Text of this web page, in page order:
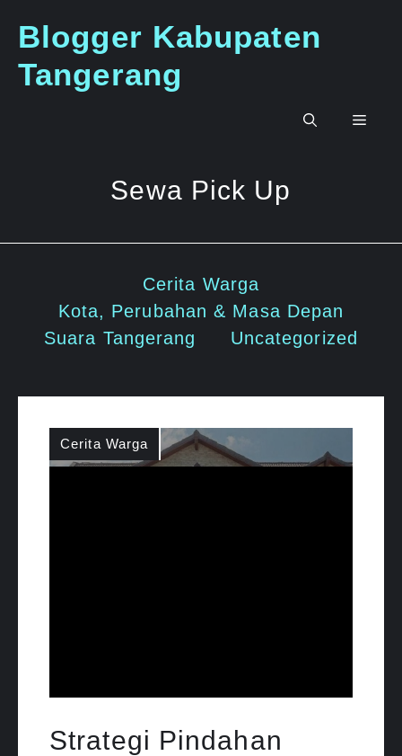
Blogger Kabupaten
Tangerang
Menu
Sewa Pick Up
Cerita Warga
Kota, Perubahan & Masa Depan
Suara Tangerang
Uncategorized
Cerita Warga
Strategi Pindahan